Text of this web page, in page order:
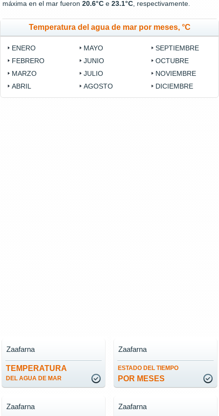
máxima en el mar fueron 20.6°C e 23.1°C, respectivamente.
Temperatura del agua de mar por meses, °C
ENERO
FEBRERO
MARZO
ABRIL
MAYO
JUNIO
JULIO
AGOSTO
SEPTIEMBRE
OCTUBRE
NOVIEMBRE
DICIEMBRE
TEMPERATURA
DEL AGUA DE MAR
Zaafarna
ESTADO DEL TIEMPO
POR MESES
Zaafarna
Zaafarna Zaafarna